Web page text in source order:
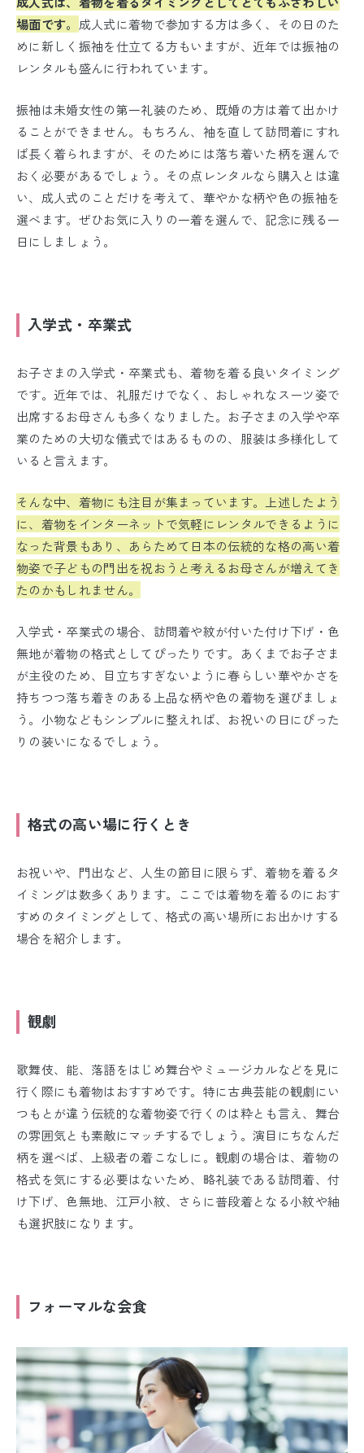
場面です。 成人式に着物で参加する方は多く、その日のた
めに新しく振袖を仕立てる方もいますが、近年では振袖の
レンタルも盛んに行われています。
振袖は未婚女性の第一礼装のため、既婚の方は着て出かけ
ることができません。もちろん、袖を直して訪問着にすれ
ば長く着られますが、そのためには落ち着いた柄を選んで
おく必要があるでしょう。その点レンタルなら購入とは違
い、成人式のことだけを考えて、華やかな柄や色の振袖を
選べます。ぜひお気に入りの一着を選んで、記念に残る一
日にしましょう。
入学式・卒業式
お子さまの入学式・卒業式も、着物を着る良いタイミング
です。近年では、礼服だけでなく、おしゃれなスーツ姿で
出席するお母さんも多くなりました。お子さまの入学や卒
業のための大切な儀式ではあるものの、服装は多様化して
いると言えます。
そんな中、着物にも注目が集まっています。上述したよう
に、着物をインターネットで気軽にレンタルできるように
なった背景もあり、あらためて日本の伝統的な格の高い着
物姿で子どもの門出を祝おうと考えるお母さんが増えてき
たのかもしれません。
入学式・卒業式の場合、訪問着や紋が付いた付け下げ・色
無地が着物の格式としてぴったりです。あくまでお子さま
が主役のため、目立ちすぎないように春らしい華やかさを
持ちつつ落ち着きのある上品な柄や色の着物を選びましょ
う。小物などもシンプルに整えれば、お祝いの日にぴった
りの装いになるでしょう。
格式の高い場に行くとき
お祝いや、門出など、人生の節目に限らず、着物を着るタ
イミングは数多くあります。ここでは着物を着るのにおす
すめのタイミングとして、格式の高い場所にお出かけする
場合を紹介します。
観劇
歌舞伎、能、落語をはじめ舞台やミュージカルなどを見に
行く際にも着物はおすすめです。特に古典芸能の観劇にい
つもとが違う伝統的な着物姿で行くのは粋とも言え、舞台
の雰囲気とも素敵にマッチするでしょう。演目にちなんだ
柄を選べば、上級者の着こなしに。観劇の場合は、着物の
格式を気にする必要はないため、略礼装である訪問着、付
け下げ、色無地、江戸小紋、さらに普段着となる小紋や紬
も選択肢になります。
フォーマルな会食